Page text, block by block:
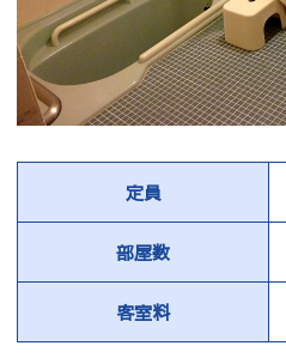
定員
部屋数
客室料